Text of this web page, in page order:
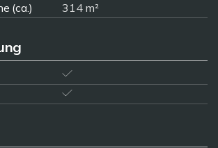
(ca.)
314 m²